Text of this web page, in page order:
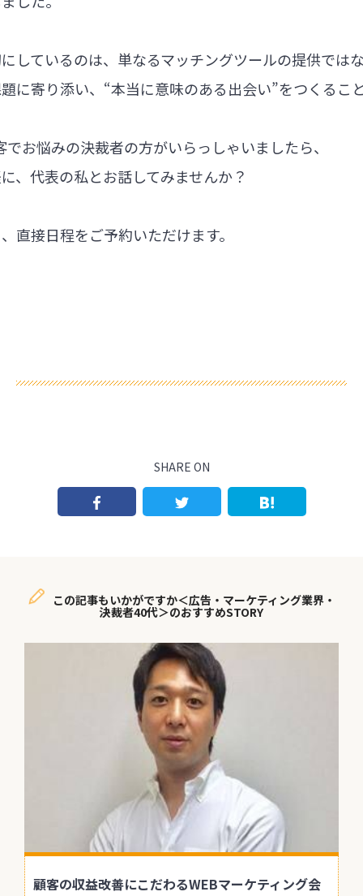
しているのは、単なるマッチングツールの提供では
に寄り添い、“本当に意味のある出会い”をつくるこ
お悩みの決裁者の方がいらっしゃいましたら、
、代表の私とお話してみませんか？
直接日程をご予約いただけます。
SHARE ON
この記事もいかがですか＜広告・マーケティング業界・
決裁者40代＞のおすすめSTORY
顧客の収益改善にこだわるWEBマーケティング会